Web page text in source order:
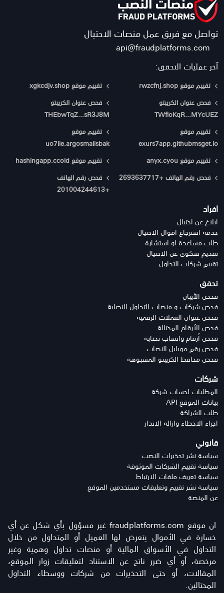
تواصل مع فريق عمل منصات الاحتيال
api@fraudplatforms.com
آخر عمليات التحقق:
تقييم موقع rwzcfnj.shop
تقييم موقع xgkcdjv.shop
فحص عنوان الكريبتو
TWfioKqR...MYcUEZ
فحص عنوان الكريبتو
THEbwTqZ...sR3J8M
تقييم موقع
exurs7app.githubmsget.io
تقييم موقع
uo7ile.argosmallsbak
تقييم موقع anyx.cyou
تقييم موقع hashingapp.ccold
فحص رقم الهاتف +2693637717
فحص رقم الهاتف
+201004244613
افراد
ابلاغ عن احتيال
خدمة استرجاع اموال الاحتيال
طلب مساعدة او استشارة
تقديم شكوى عن الاحتيال
تقييم شركات التداول
تحقق
فحص الأيبان
فحص شركات و منصات التداول النصابة
فحص عنوان العملات الرقمية
فحص الأرقام المحتالة
فحص أرقام واتساب نصابة
فحص رقم موبايل النصاب
فحص محافظ الكريبتو المشبوهة
شركات
المطلبات لحساب شركة
بيانات الموقع API
طلب الشراكة
اجراء الاخطاء وازاله الانذار
قانوني
سياسة نشر تحذيرات النصب
سياسة تقييم الشركات الموثوقة
سياسة تعريف ملفات الارتباط
سياسة نشر تقييم وتعليقات مستخدمين الموقع
عن المنصة
ان موقع fraudplatforms.com غير مسؤول بأي شكل عن أي
خسارة في الأموال يتعرض لها العميل أو المتداول من خلال
التداول في الأسواق المالية أو منصات تداول وهمية وغير
مرخصة، أو أي ضرر ناتج عن الاستناد لتعليقات زوار الموقع،
المقالات، أو حتى التحذيرات من شركات ووسطاء التداول
المحتالين.